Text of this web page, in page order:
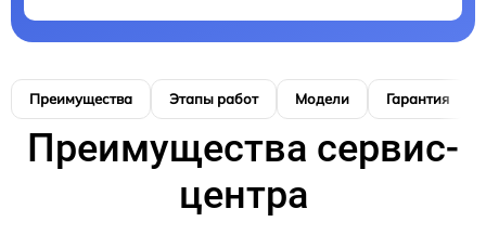
Преимущества Этапы работ Модели Гарантия
Преимущества сервис-
центра